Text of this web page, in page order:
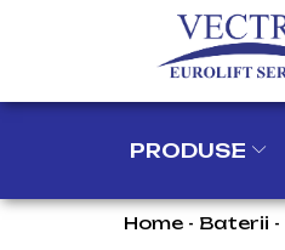
PRODUSE
Home- Baterii -